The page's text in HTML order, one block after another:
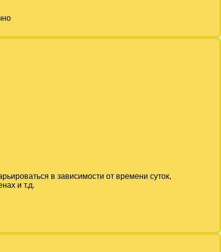
в зависимости от времени суток,
и т.д.